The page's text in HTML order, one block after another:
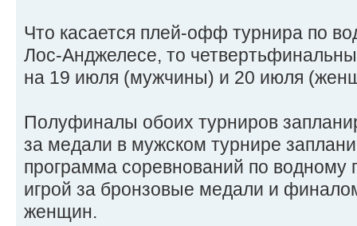
Что касается плей-офф турнира по
Лос-Анджелесе, то
на 19 июля (мужчины) и 20 июля
Полуфиналы обоих турниров
за медали в мужском турнире
программа соревнований по водному
игрой за бронзовые медали и
женщин.